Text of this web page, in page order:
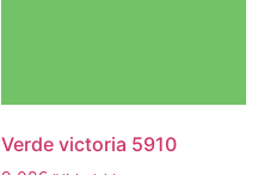
Verde victoria 5910